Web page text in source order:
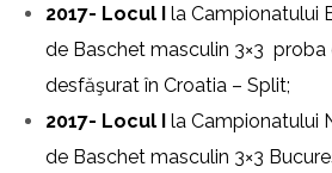
2017- Locul I la Campionatului
de Baschet masculin 3×3 proba
desfăşurat în Croatia – Split;
2017- Locul I la Campionatului
de Baschet masculin 3×3